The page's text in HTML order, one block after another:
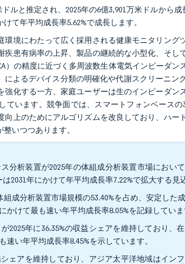
ルと推定され、2025年の6億3,901万米ドルから成
て年平均成長率5.62%で成長します。
境にわたって広く採用される健康モニタリング
患有病率の上昇、製品の継続的な小型化、そし
）の精度に近づく多周波数生体電気インピーダン
よるデバイス分類の明確化や代謝スクリーニン
化する一方、家庭ユーザーは生のインピーダン
ています。競争面では、スマートフォンベース
上のためにアルゴリズムを改良しており、ハー
いつつあります。
分析装置が2025年の体組成分析装置市場におい
2031年にかけて年平均成長率7.22%で拡大する見
成分析装置市場規模の53.40%を占め、安定した
けて最も速い年平均成長率8.05%を記録していま
2025年に36.35%の収益シェアを維持しており、
い年平均成長率8.45%を示しています。
ェアを維持しており、アジア太平洋地域はイン